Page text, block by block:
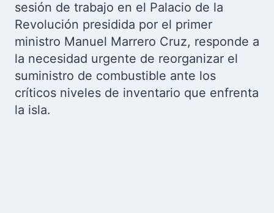
sesión de trabajo en el Palacio de la
Revolución presidida por el primer
ministro Manuel Marrero Cruz, responde a
la necesidad urgente de reorganizar el
suministro de combustible ante los
críticos niveles de inventario que enfrenta
la isla.